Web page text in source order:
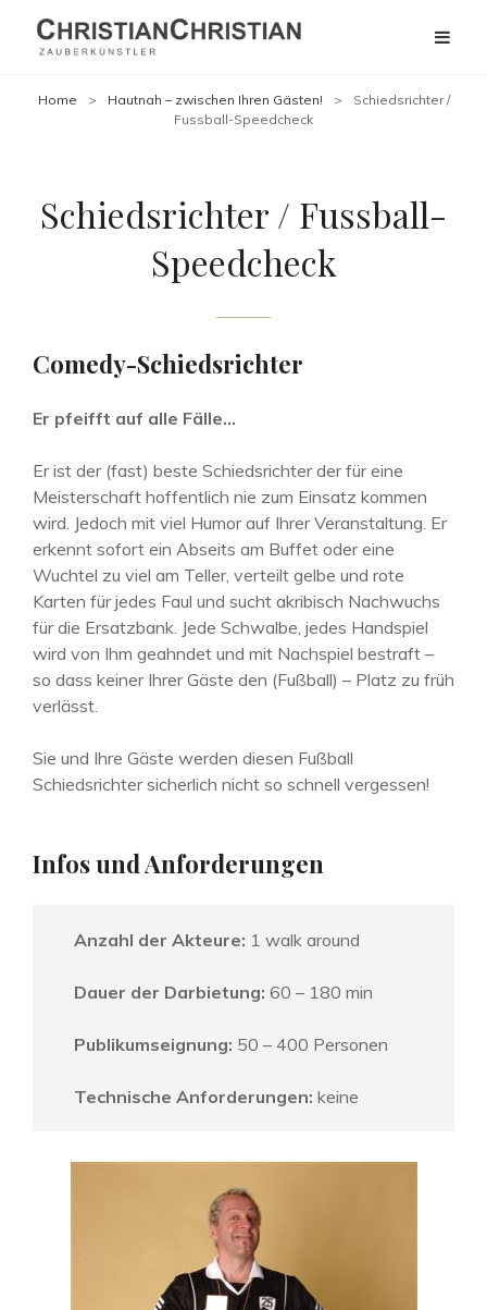
Home > Hautnah – zwischen Ihren Gästen! >
Schiedsrichter /
Fussball-Speedcheck
Schiedsrichter / Fussball-
Speedcheck
Comedy-Schiedsrichter
Er pfeifft auf alle Fälle…
Er ist der (fast) beste Schiedsrichter der für eine
Meisterschaft hoffentlich nie zum Einsatz kommen
wird. Jedoch mit viel Humor auf Ihrer Veranstaltung. Er
erkennt sofort ein Abseits am Buffet oder eine
Wuchtel zu viel am Teller, verteilt gelbe und rote
Karten für jedes Faul und sucht akribisch Nachwuchs
für die Ersatzbank. Jede Schwalbe, jedes Handspiel
wird von Ihm geahndet und mit Nachspiel bestraft –
so dass keiner Ihrer Gäste den (Fußball) – Platz zu früh
verlässt.
Sie und Ihre Gäste werden diesen Fußball
Schiedsrichter sicherlich nicht so schnell vergessen!
Infos und Anforderungen
Anzahl der Akteure: 1 walk around
Dauer der Darbietung: 60 – 180 min
Publikumseignung: 50 – 400 Personen
Technische Anforderungen: keine